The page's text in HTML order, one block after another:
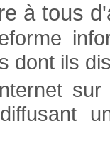
à tous
dont ils
sur